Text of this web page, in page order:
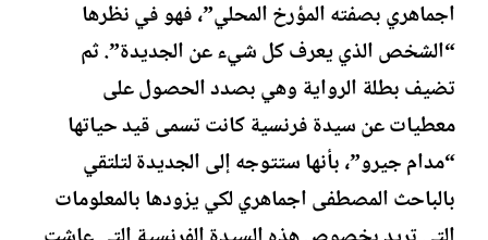
اجماهري بصفته المؤرخ المحلي”، فهو في نظرها
“الشخص الذي يعرف كل شيء عن الجديدة”. ثم
تضيف بطلة الرواية وهي بصدد الحصول على
معطيات عن سيدة فرنسية كانت تسمى قيد حياتها
“مدام جيرو”، بأنها ستتوجه إلى الجديدة لتلتقي
بالباحث المصطفى اجماهري لكي يزودها بالمعلومات